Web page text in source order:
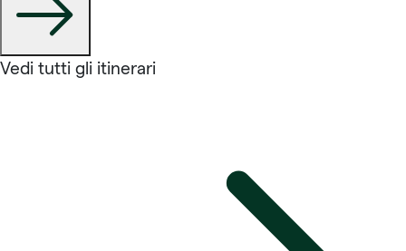
Vedi tutti gli itinerari